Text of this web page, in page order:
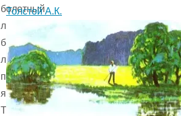
болотный
лунь,
большой
любитель
птичьих
яиц.
Тогда
Толстой А.К.